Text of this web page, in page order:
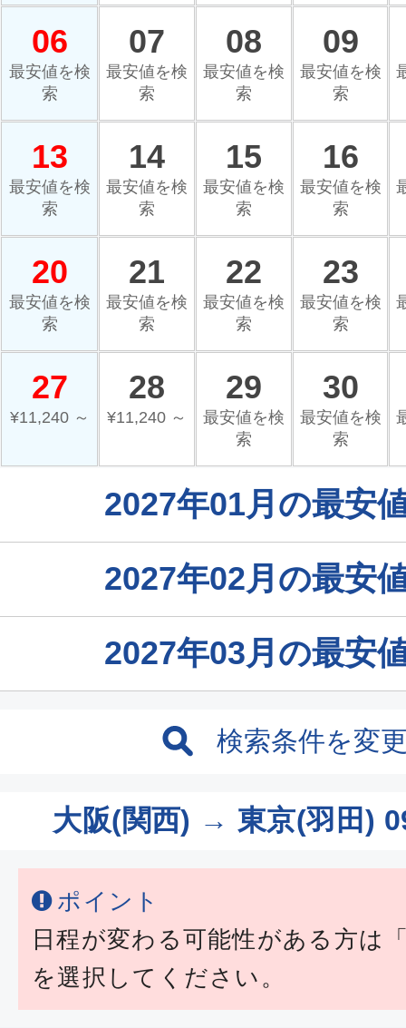
06
最安値を検
索
07
最安値を検
索
08
最安値を検
索
09
最安値を検
索
13
最安値を検
索
14
最安値を検
索
15
最安値を検
索
16
最安値を検
索
20
最安値を検
索
21
最安値を検
索
22
最安値を検
索
23
最安値を検
索
27
¥11,240 ～
28
¥11,240 ～
29
最安値を検
索
30
最安値を検
索
2027年01月の最安
2027年02月の最安
2027年03月の最安
検索条件を変
大阪(関西) → 東京(羽田)
ポイント
日程が変わる可能性がある方は
を選択してください。